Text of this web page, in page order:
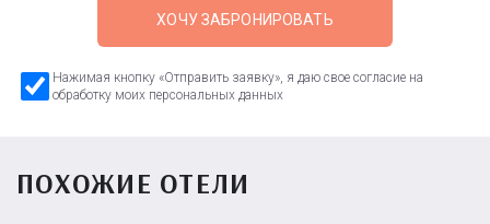
ХОЧУ ЗАБРОНИРОВАТЬ
Нажимая кнопку «Отправить заявку», я даю свое согласие на
обработку моих персональных данных
ПОХОЖИЕ ОТЕЛИ